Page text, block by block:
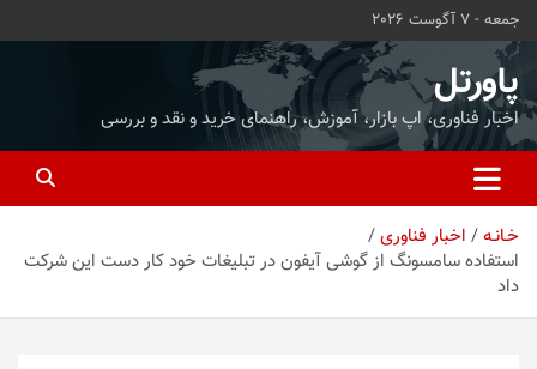
محتوا
بروید
جمعه - 7 آگوست 2026
پاورتل
اخبار فناوری، اپ بازار، آموزش، راهنمای خرید و نقد و بررسی
خـانـه
اخبار فناوری
استفاده سامسونگ از گوشی آیفون در تبلیغات خود کار دست این شرکت
داد